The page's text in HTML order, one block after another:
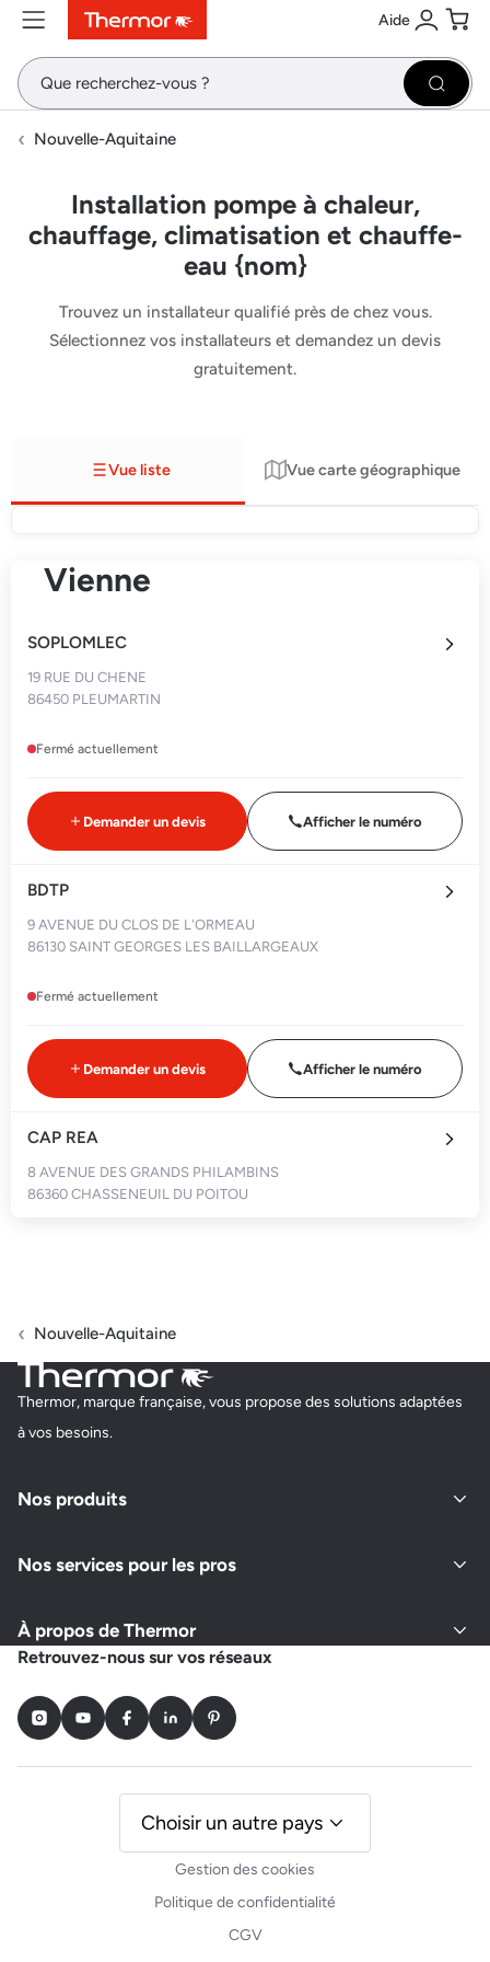
ContenuMenuRecherche Aide
Se
Nouvelle-Aquitaine
Installation pompe à chaleur,
chauffage, climatisation et chauffe-
eau {nom}
Trouvez un installateur qualifié près de chez vous.
Sélectionnez vos installateurs et demandez un devis
gratuitement.
Vue liste Vue carte géographique
Vienne
SOPLOMLEC
19 RUE DU CHENE
86450 PLEUMARTIN
Fermé actuellement
Demander un devis Afficher le numéro
BDTP
9 AVENUE DU CLOS DE L'ORMEAU
86130 SAINT GEORGES LES BAILLARGEAUX
Fermé actuellement
Demander un devis Afficher le numéro
CAP REA
8 AVENUE DES GRANDS PHILAMBINS
86360 CHASSENEUIL DU POITOU
Nouvelle-Aquitaine
Thermor, marque française, vous propose des solutions adaptées
à vos besoins.
Nos produits
Nos services pour les pros
À propos de Thermor
Retrouvez-nous sur vos réseaux
InstagramYoutubeFacebookLinkedInPinterest
Gestion des cookies
Politique de confidentialité
CGV
Choisir un autre pays